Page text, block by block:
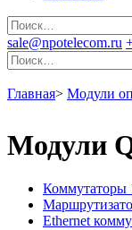
sale@npotelecom.ru
Главная> Модули
Модули
Ethernet